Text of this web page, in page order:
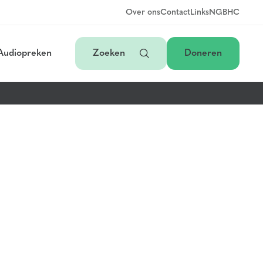
Over onsContactLinksNGBHC
Zoeken Doneren